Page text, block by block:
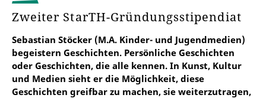
Zweiter StarTH-Gründungsstipendiat
Sebastian Stöcker (M.A. Kinder- und Jugendmedien)
begeistern Geschichten. Persönliche Geschichten
oder Geschichten, die alle kennen. In Kunst, Kultur
und Medien sieht er die Möglichkeit, diese
Geschichten greifbar zu machen, sie weiterzutragen,